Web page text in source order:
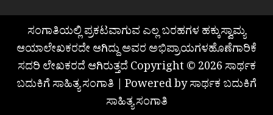
ಸಂಗಾತಿಯಲ್ಲಿ ಪ್ರಕಟವಾಗುವ ಎಲ್ಲ ಬರಹಗಳ ಹಕ್ಕುಸ್ವಾಮ್ಯ
ಆಯಾಲೇಖಕರದೇ ಆಗಿದ್ದು ಅವರ ಅಭಿಪ್ರಾಯಗಳಹೊಣೆಗಾರಿಕೆ
ಸದರಿ ಲೇಖಕರದೆ ಆಗಿರುತ್ತದೆ Copyright © 2026 ಸಾರ್ಥಕ
ಬದುಕಿಗೆ ಸಾಹಿತ್ಯ ಸಂಗಾತಿ | Powered by ಸಾರ್ಥಕ ಬದುಕಿಗೆ
ಸಾಹಿತ್ಯ ಸಂಗಾತಿ